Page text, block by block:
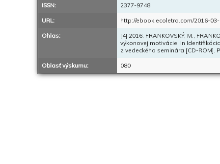
ISSN: 2377-9748
URL: http://ebook.ecoletra.com/2016-
Ohlas:
[4] 2016. FRANKOVSKÝ, M.,
výkonovej motivácie. In
z vedeckého seminára [CD-ROM].
Oblasť výskumu: 080